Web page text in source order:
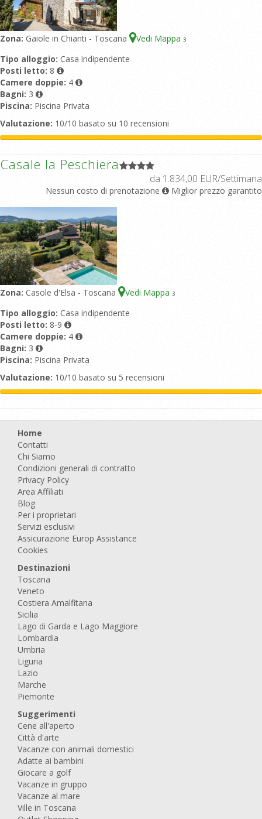
Zona: Gaiole in Chianti - Toscana Vedi Mappa 3
Tipo alloggio: Casa indipendente
Posti letto: 8
Camere doppie: 4
Bagni: 3
Piscina: Piscina Privata
Valutazione: 10/10 basato su 10 recensioni
Casale la Peschiera
da 1.834,00 EUR/Settimana
Nessun costo di prenotazione Miglior prezzo garantito
Zona: Casole d'Elsa - Toscana Vedi Mappa 3
Tipo alloggio: Casa indipendente
Posti letto: 8-9
Camere doppie: 4
Bagni: 3
Piscina: Piscina Privata
Valutazione: 10/10 basato su 5 recensioni
Home
Contatti
Chi Siamo
Condizioni generali di contratto
Privacy Policy
Area Affiliati
Blog
Per i proprietari
Servizi esclusivi
Assicurazione Europ Assistance
Cookies
Destinazioni
Toscana
Veneto
Costiera Amalfitana
Sicilia
Lago di Garda e Lago Maggiore
Lombardia
Umbria
Liguria
Lazio
Marche
Piemonte
Suggerimenti
Cene all'aperto
Città d'arte
Vacanze con animali domestici
Adatte ai bambini
Giocare a golf
Vacanze in gruppo
Vacanze al mare
Ville in Toscana